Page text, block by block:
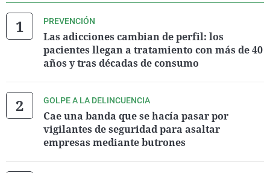
PREVENCIÓN
Las adicciones cambian de perfil: los
pacientes llegan a tratamiento con más de 40
años y tras décadas de consumo
GOLPE A LA DELINCUENCIA
Cae una banda que se hacía pasar por
vigilantes de seguridad para asaltar
empresas mediante butrones